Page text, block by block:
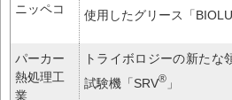
ニッペコ
使用したグリース「
パーカー
熱処理工
業
トライボロジーの新たな
試験機「SRV® 」